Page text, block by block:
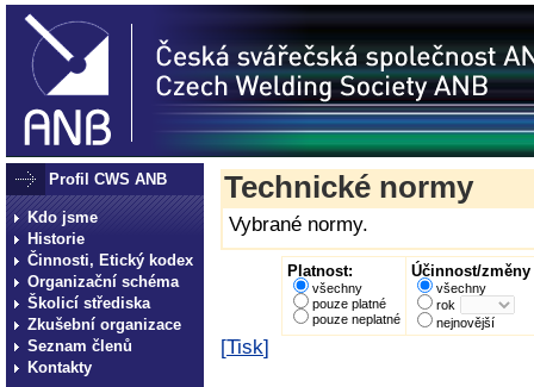
Profil CWS ANB
Kdo jsme
Historie
Činnosti, Etický kodex
Organizační schéma
Školicí střediska
Zkušební organizace
Seznam členů
Kontakty
Technické normy
Vybrané normy.
Platnost:
všechny
pouze platné
pouze neplatné
Účinnost/změny
všechny
rok
nejnovější
[Tisk]